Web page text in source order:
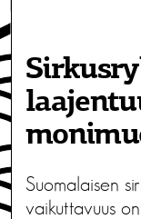
Suomalaisen
vaikuttavuus